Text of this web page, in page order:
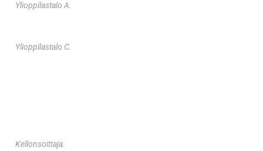
Ylioppilastalo A.
Ylioppilastalo C.
Kellonsoittaja.